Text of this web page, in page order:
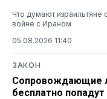
Что думают
войне с Ираном
05.08.2026 11:40
ЗАКОН
Сопровождающие
бесплатно